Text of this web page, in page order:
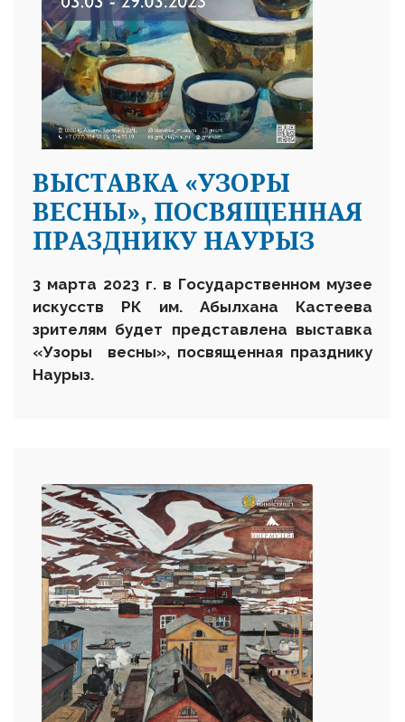
ВЫСТАВКА «УЗОРЫ
ВЕСНЫ», ПОСВЯЩЕННАЯ
ПРАЗДНИКУ НАУРЫЗ
3 марта 2023 г. в Государственном музее
искусств РК им. Абылхана Кастеева
зрителям будет представлена выставка
«Узоры весны», посвященная празднику
Наурыз.